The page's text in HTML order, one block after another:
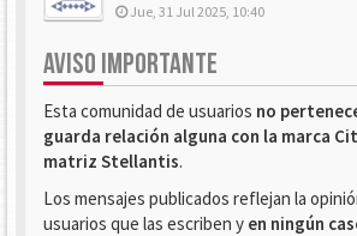
Jue, 31 Jul 2025, 10:40
AVISO IMPORTANTE
Esta comunidad de usuarios no
guarda relación alguna con la marca
matriz Stellantis.
Los mensajes publicados reflejan la
usuarios que las escriben y en ningún